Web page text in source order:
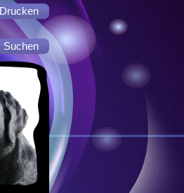
Drucken